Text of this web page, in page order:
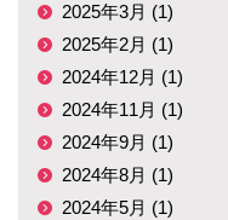
2025年3月 (1)
2025年2月 (1)
2024年12月 (1)
2024年11月 (1)
2024年9月 (1)
2024年8月 (1)
2024年5月 (1)